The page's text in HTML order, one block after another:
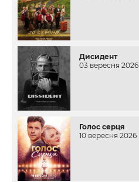
Дисидент
03 вересня 2026
Голос серця
10 вересня 2026